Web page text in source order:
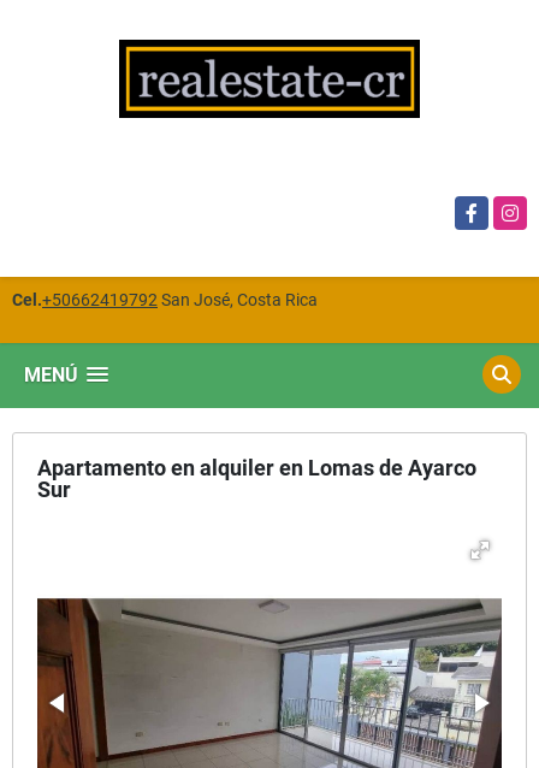
Facebook
Cel.+50662419792 San José, Costa Rica
MENÚ
Apartamento en alquiler en Lomas de Ayarco
Sur